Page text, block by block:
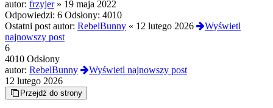
autor: frzyjer» 19 maja 2022
Odpowiedzi: 6 Odsłony: 4010
Ostatni post autor: RebelBunny « 12 lutego 2026
Wyświetl
najnowszy post
6
4010 Odsłony
autor: RebelBunny
Wyświetl najnowszy post
12 lutego 2026
Przejdź do strony